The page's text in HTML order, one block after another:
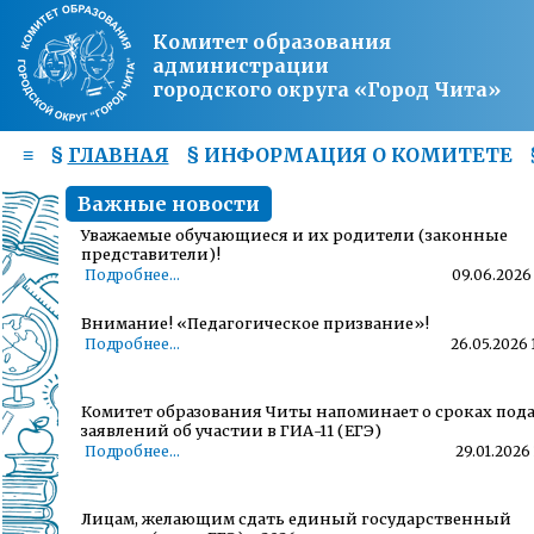
Комитет образования
администрации
городского округа «Город Чита»
≡ § ГЛАВНАЯ § ИНФОРМАЦИЯ О КОМИТЕТЕ
Важные новости
Уважаемые обучающиеся и их родители (законные
представители)!
Подробнее... 09.06.2026
Внимание! «Педагогическое призвание»!
Подробнее... 26.05.2026
Комитет образования Читы напоминает о сроках
заявлений об участии в ГИА-11 (ЕГЭ)
Подробнее... 29.01.2026
Лицам, желающим сдать единый государственный